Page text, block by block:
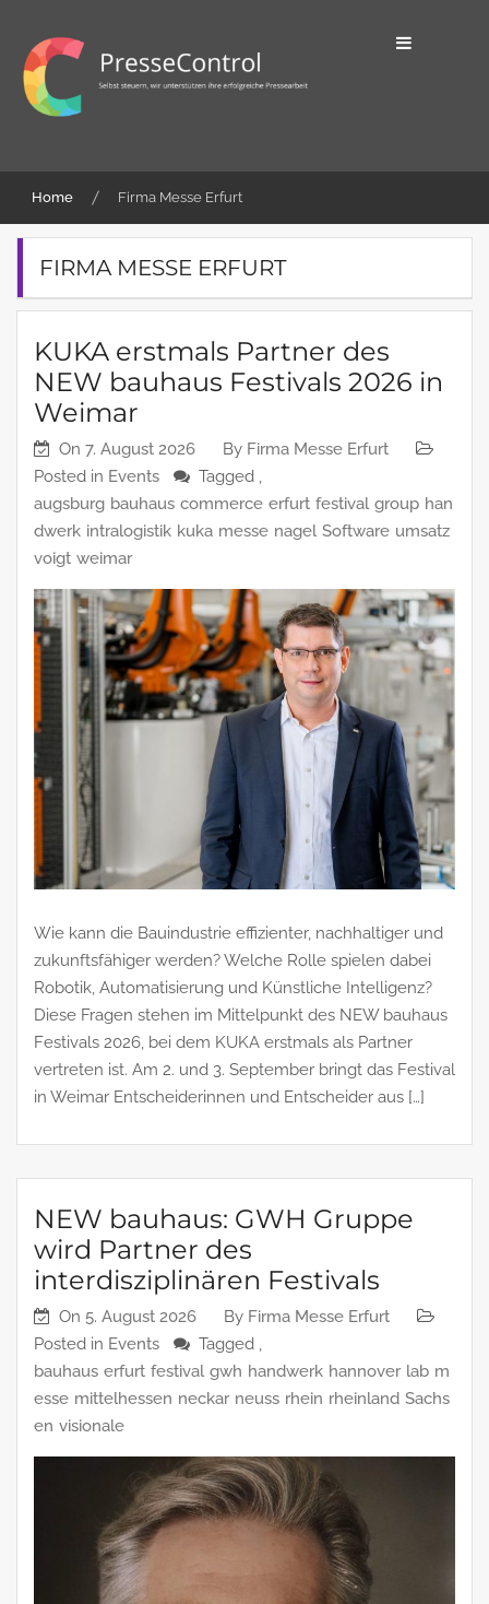
content
PresseControl
erfolgreiche Pressearbeit
Home Firma Messe Erfurt
FIRMA MESSE ERFURT
KUKA erstmals Partner des
NEW bauhaus Festivals 2026 in
Weimar
On 7. August 2026 By Firma Messe Erfurt
Posted in Events
Tagged ,
augsburg bauhaus commerce erfurt festival group han
dwerk intralogistik kuka messe nagel Software umsatz
voigt weimar
Wie kann die Bauindustrie effizienter, nachhaltiger und
zukunftsfähiger werden? Welche Rolle spielen dabei
Robotik, Automatisierung und Künstliche Intelligenz?
Diese Fragen stehen im Mittelpunkt des NEW bauhaus
Festivals 2026, bei dem KUKA erstmals als Partner
vertreten ist. Am 2. und 3. September bringt das Festival
in Weimar Entscheiderinnen und Entscheider aus […]
NEW bauhaus: GWH Gruppe
wird Partner des
interdisziplinären Festivals
On 5. August 2026 By Firma Messe Erfurt
Posted in Events
Tagged ,
bauhaus erfurt festival gwh handwerk hannover lab m
esse mittelhessen neckar neuss rhein rheinland Sachs
en visionale